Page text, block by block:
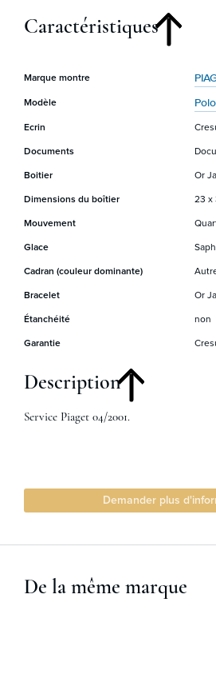
Caractéristiques
Marque montre
Modèle Polo
Ecrin
Documents
Boitier Or
Dimensions du boîtier 23 x
Mouvement
Glace
Cadran (couleur dominante)
Bracelet Or
Étanchéité non
Garantie
Description
Service Piaget 04/2001.
Demander plus
De la même marque